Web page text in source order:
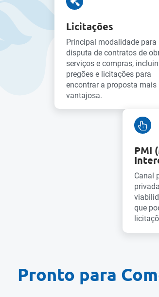
Licitações
Principal modalidade para
disputa de contratos de
serviços e compras,
pregões e licitações para
encontrar a proposta mais
vantajosa.
PMI
Canal
que
Pronto para